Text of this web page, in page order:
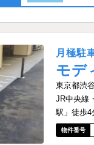
月極駐
モデ
東京都渋
JR中央線
駅」徒歩4